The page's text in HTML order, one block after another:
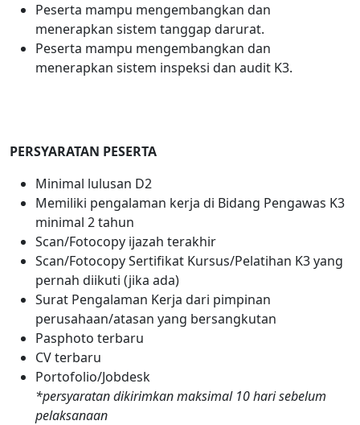
Peserta mampu mengembangkan dan
menerapkan sistem tanggap darurat.
Peserta mampu mengembangkan dan
menerapkan sistem inspeksi dan audit K3.
PERSYARATAN PESERTA
Minimal lulusan D2
Memiliki pengalaman kerja di Bidang Pengawas K3
minimal 2 tahun
Scan/Fotocopy ijazah terakhir
Scan/Fotocopy Sertifikat Kursus/Pelatihan K3 yang
pernah diikuti (jika ada)
Surat Pengalaman Kerja dari pimpinan
perusahaan/atasan yang bersangkutan
Pasphoto terbaru
CV terbaru
Portofolio/Jobdesk
*persyaratan dikirimkan maksimal 10 hari sebelum
pelaksanaan